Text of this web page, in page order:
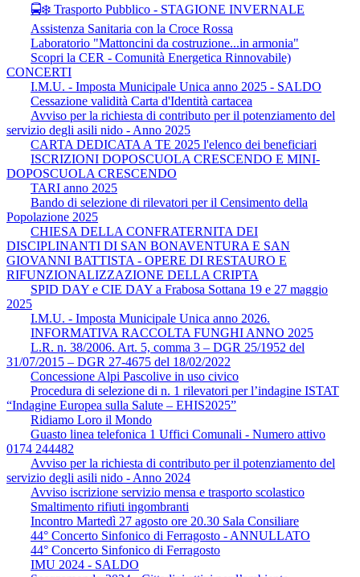
🚍❄️ Trasporto Pubblico - STAGIONE INVERNALE
Assistenza Sanitaria con la Croce Rossa
Laboratorio "Mattoncini da costruzione...in armonia"
Scopri la CER - Comunità Energetica Rinnovabile)
CONCERTI
I.M.U. - Imposta Municipale Unica anno 2025 - SALDO
Cessazione validità Carta d'Identità cartacea
Avviso per la richiesta di contributo per il potenziamento del
servizio degli asili nido - Anno 2025
CARTA DEDICATA A TE 2025 l'elenco dei beneficiari
ISCRIZIONI DOPOSCUOLA CRESCENDO E MINI-
DOPOSCUOLA CRESCENDO
TARI anno 2025
Bando di selezione di rilevatori per il Censimento della
Popolazione 2025
CHIESA DELLA CONFRATERNITA DEI
DISCIPLINANTI DI SAN BONAVENTURA E SAN
GIOVANNI BATTISTA - OPERE DI RESTAURO E
RIFUNZIONALIZZAZIONE DELLA CRIPTA
SPID DAY e CIE DAY a Frabosa Sottana 19 e 27 maggio
2025
I.M.U. - Imposta Municipale Unica anno 2026.
INFORMATIVA RACCOLTA FUNGHI ANNO 2025
L.R. n. 38/2006. Art. 5, comma 3 – DGR 25/1952 del
31/07/2015 – DGR 27-4675 del 18/02/2022
Concessione Alpi Pascolive in uso civico
Procedura di selezione di n. 1 rilevatori per l’indagine ISTAT
“Indagine Europea sulla Salute – EHIS2025”
Ridiamo Loro il Mondo
Guasto linea telefonica 1 Uffici Comunali - Numero attivo
0174 244482
Avviso per la richiesta di contributo per il potenziamento del
servizio degli asili nido - Anno 2024
Avviso iscrizione servizio mensa e trasporto scolastico
Smaltimento rifiuti ingombranti
Incontro Martedì 27 agosto ore 20.30 Sala Consiliare
44° Concerto Sinfonico di Ferragosto - ANNULLATO
44° Concerto Sinfonico di Ferragosto
IMU 2024 - SALDO